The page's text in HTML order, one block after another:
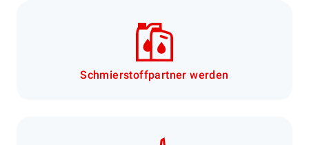
Schmierstoffpartner werden